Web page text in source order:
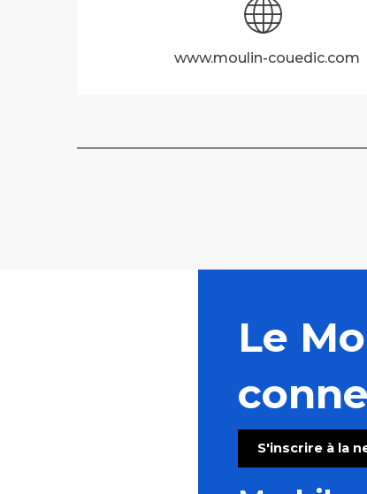
www.moulin-couedic.com
Le
S'inscrire à la